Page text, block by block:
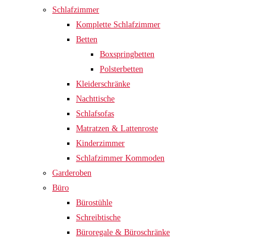
Schlafzimmer
Komplette Schlafzimmer
Betten
Boxspringbetten
Polsterbetten
Kleiderschränke
Nachttische
Schlafsofas
Matratzen & Lattenroste
Kinderzimmer
Schlafzimmer Kommoden
Garderoben
Büro
Bürostühle
Schreibtische
Büroregale & Büroschränke